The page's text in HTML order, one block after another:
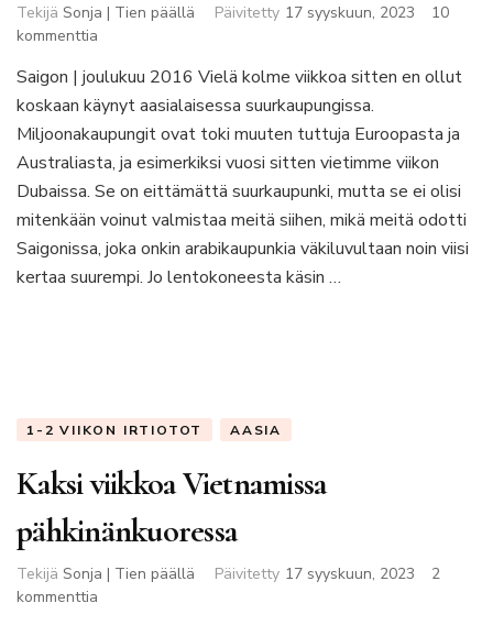
Tekijä Sonja | Tien päällä Päivitetty 17 syyskuun, 2023
10
kommenttia
kaaokseen
–
Saigon
ei
ota
avosylin
vastaan
Saigon | joulukuu 2016 Vielä kolme viikkoa sitten en ollut
koskaan käynyt aasialaisessa suurkaupungissa.
Miljoonakaupungit ovat toki muuten tuttuja Euroopasta ja
Australiasta, ja esimerkiksi vuosi sitten vietimme viikon
Dubaissa. Se on eittämättä suurkaupunki, mutta se ei olisi
mitenkään voinut valmistaa meitä siihen, mikä meitä odotti
Saigonissa, joka onkin arabikaupunkia väkiluvultaan noin viisi
kertaa suurempi. Jo lentokoneesta käsin …
1-2 VIIKON IRTIOTOT AASIA
Kaksi viikkoa Vietnamissa
pähkinänkuoressa
Tekijä Sonja | Tien päällä Päivitetty 17 syyskuun, 2023
2
kommenttia